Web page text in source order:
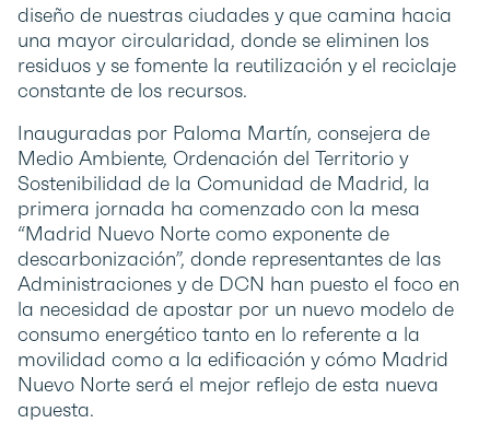
diseño de nuestras ciudades y que camina hacia
una mayor circularidad, donde se eliminen los
residuos y se fomente la reutilización y el reciclaje
constante de los recursos.
Inauguradas por Paloma Martín, consejera de
Medio Ambiente, Ordenación del Territorio y
Sostenibilidad de la Comunidad de Madrid, la
primera jornada ha comenzado con la mesa
“Madrid Nuevo Norte como exponente de
descarbonización”, donde representantes de las
Administraciones y de DCN han puesto el foco en
la necesidad de apostar por un nuevo modelo de
consumo energético tanto en lo referente a la
movilidad como a la edificación y cómo Madrid
Nuevo Norte será el mejor reflejo de esta nueva
apuesta.